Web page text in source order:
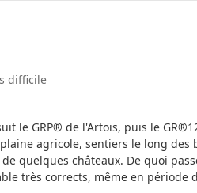
difficile
le GRP® de l'Artois, puis le
agricole, sentiers le long des
quelques châteaux. De quoi
très corrects, même en période